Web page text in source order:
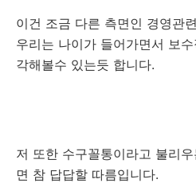
이건 조금 다른 측면인 경영관
우리는 나이가 들어가면서 보
각해볼수 있는듯 합니다.
저 또한 수구꼴통이라고 불리
면 참 답답할 따름입니다.